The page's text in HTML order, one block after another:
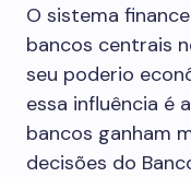
O sistema
bancos centrais
seu poderio
essa influência é
bancos ganham
decisões do